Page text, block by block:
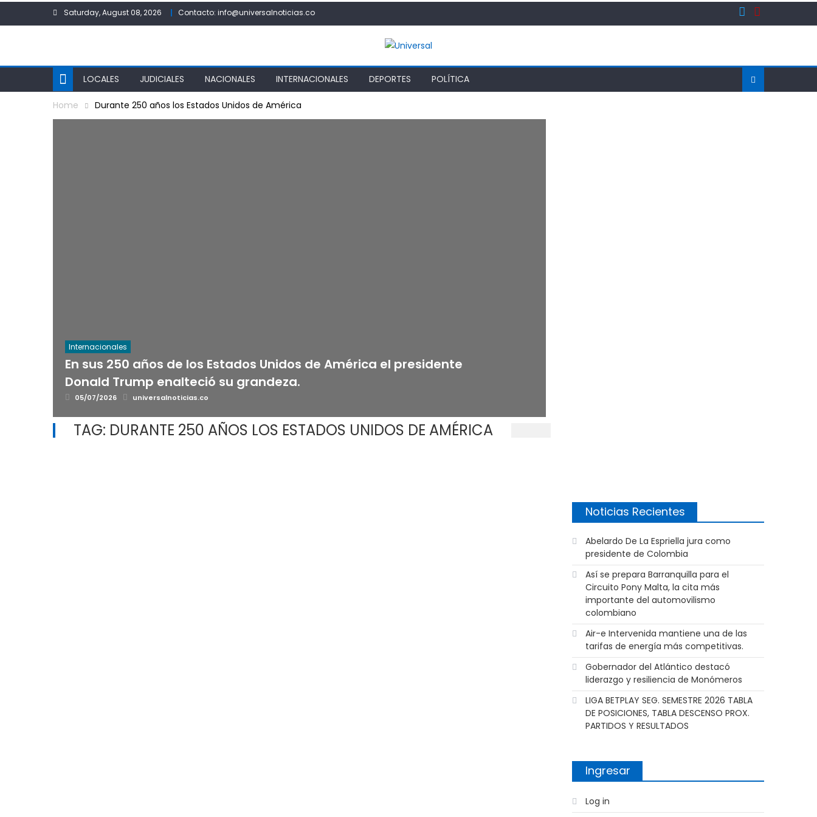
Saturday, August 08, 2026 Contacto: info@universalnoticias.co
LOCALES JUDICIALES NACIONALES INTERNACIONALES DEPORTES POLÍTICA
Home Durante 250 años los Estados Unidos de América
Internacionales
En sus 250 años de los Estados Unidos de América el presidente
Donald Trump enalteció su grandeza.
Posted
05/07/2026 Author
universalnoticias.co
TAG: DURANTE 250 AÑOS LOS ESTADOS UNIDOS DE AMÉRICA
Noticias Recientes
Abelardo De La Espriella jura como
presidente de Colombia
Así se prepara Barranquilla para el
Circuito Pony Malta, la cita más
importante del automovilismo
colombiano
Air-e Intervenida mantiene una de las
tarifas de energía más competitivas.
Gobernador del Atlántico destacó
liderazgo y resiliencia de Monómeros
LIGA BETPLAY SEG. SEMESTRE 2026 TABLA
DE POSICIONES, TABLA DESCENSO PROX.
PARTIDOS Y RESULTADOS
Ingresar
Log in